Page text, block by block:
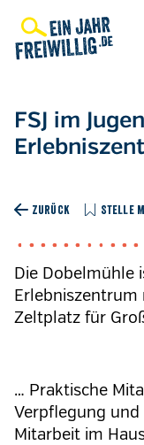
zum
Inhalt
FSJ im
ZURÜCK STELLE
Die Dobelmühle
Erlebniszentrum
Zeltplatz für
… Praktische
Verpflegung
Mitarbeit im